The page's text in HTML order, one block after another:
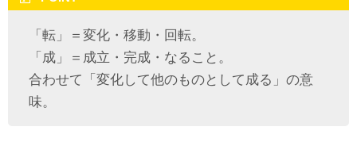
「転」＝変化・移動・回転。
「成」＝成立・完成・なること。
合わせて「変化して他のものとして成る」の意
味。